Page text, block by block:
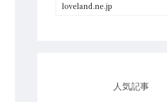
loveland.ne.jp
人気記事